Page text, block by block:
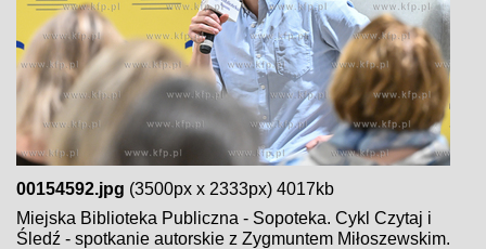
00154592.jpg (3500px x 2333px) 4017kb
Miejska Biblioteka Publiczna - Sopoteka. Cykl Czytaj i
Śledź - spotkanie autorskie z Zygmuntem Miłoszewskim.